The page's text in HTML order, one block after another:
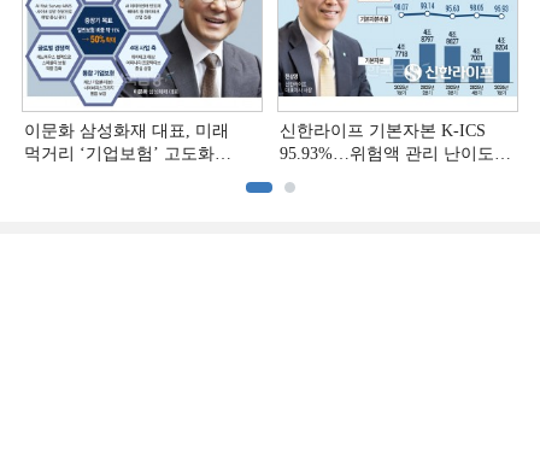
이문화 삼성화재 대표, 미래
먹거리 ‘기업보험’ 고도화
신한라이프 기본자본 K-ICS
95.93%…위험액 관리 난이도